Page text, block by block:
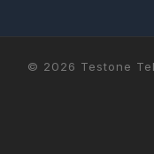
© 2026 Testone